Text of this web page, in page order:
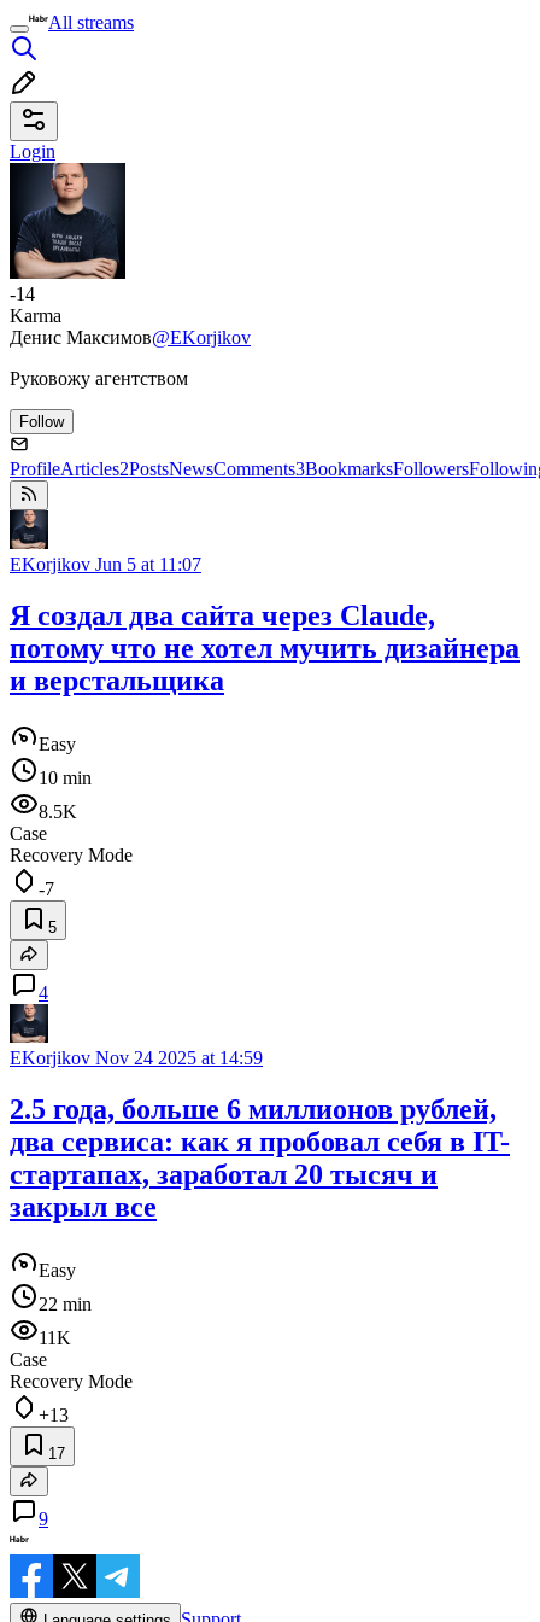
All streams
Login
-14
Karma
Денис Максимов@EKorjikov
Руковожу агентством
Follow
ProfileArticles2PostsNewsComments3BookmarksFollowers
EKorjikov Jun 5 at 11:07
Я создал два сайта через Claude,
потому что не хотел мучить дизайнера
и верстальщика
Easy
10 min
8.5K
Case
Recovery Mode
-7
5
4
EKorjikov Nov 24 2025 at 14:59
2.5 года, больше 6 миллионов рублей,
два сервиса: как я пробовал себя в IT-
стартапах, заработал 20 тысяч и
закрыл все
Easy
22 min
11K
Case
Recovery Mode
+13
17
9